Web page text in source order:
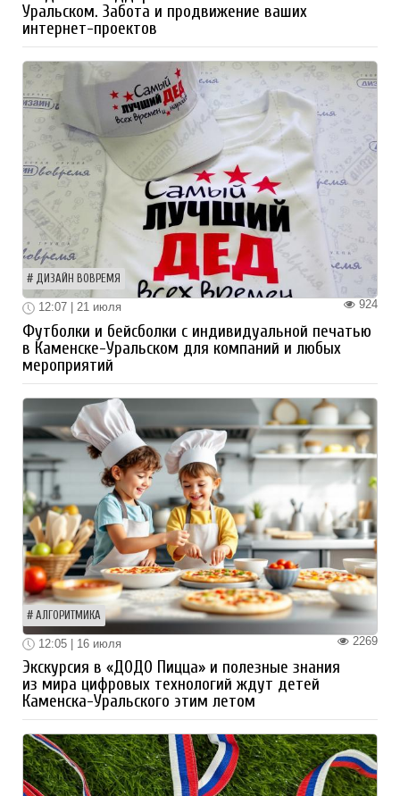
Уральском. Забота и продвижение ваших
интернет-проектов
ДИЗАЙН ВОВРЕМЯ
924
12:07 | 21 июля
Футболки и бейсболки с индивидуальной печатью
в Каменске-Уральском для компаний и любых
мероприятий
АЛГОРИТМИКА
2269
12:05 | 16 июля
Экскурсия в «ДОДО Пицца» и полезные знания
из мира цифровых технологий ждут детей
Каменска-Уральского этим летом